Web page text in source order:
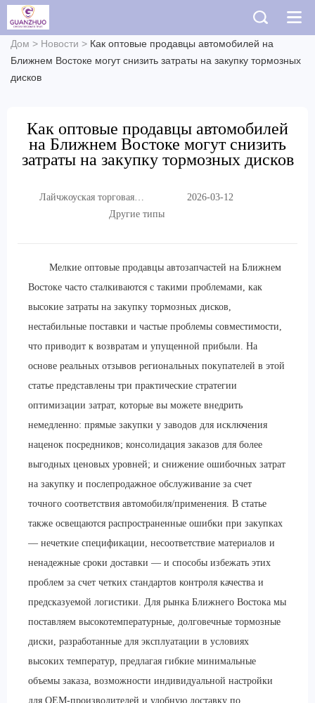
Дом > Новости > Как оптовые продавцы автомобилей на
Ближнем Востоке могут снизить затраты на закупку тормозных
дисков
Как оптовые продавцы автомобилей
на Ближнем Востоке могут снизить
затраты на закупку тормозных дисков
Лайчжоуская торговая
компания «Гуаньчжо»
2026-03-12
Другие типы
Мелкие оптовые продавцы автозапчастей на Ближнем
Востоке часто сталкиваются с такими проблемами, как
высокие затраты на закупку тормозных дисков,
нестабильные поставки и частые проблемы совместимости,
что приводит к возвратам и упущенной прибыли. На
основе реальных отзывов региональных покупателей в этой
статье представлены три практические стратегии
оптимизации затрат, которые вы можете внедрить
немедленно: прямые закупки у заводов для исключения
наценок посредников; консолидация заказов для более
выгодных ценовых уровней; и снижение ошибочных затрат
на закупку и послепродажное обслуживание за счет
точного соответствия автомобиля/применения. В статье
также освещаются распространенные ошибки при закупках
— нечеткие спецификации, несоответствие материалов и
ненадежные сроки доставки — и способы избежать этих
проблем за счет четких стандартов контроля качества и
предсказуемой логистики. Для рынка Ближнего Востока мы
поставляем высокотемпературные, долговечные тормозные
диски, разработанные для эксплуатации в условиях
высоких температур, предлагая гибкие минимальные
объемы заказа, возможности индивидуальной настройки
для OEM-производителей и удобную доставку по